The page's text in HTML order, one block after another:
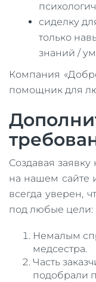
сиделку
только
знаний /
Компания
помощник для
Создавая
на нашем сайте
всегда уверен,
под любые цели:
Немалым
медсестра.
Часть
подобрали